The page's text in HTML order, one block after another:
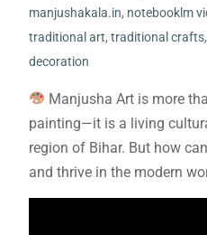
manjushakala.in, notebooklm
traditional art, traditional crafts,
decoration
Manjusha Art is more
painting—it is a living
region of Bihar. But how
and thrive in the modern